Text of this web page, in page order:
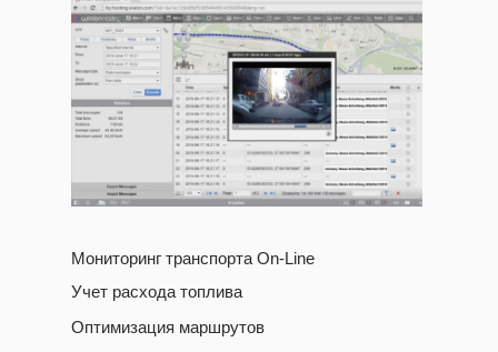
Мониторинг транспорта On-Line
Учет расхода топлива
Оптимизация маршрутов